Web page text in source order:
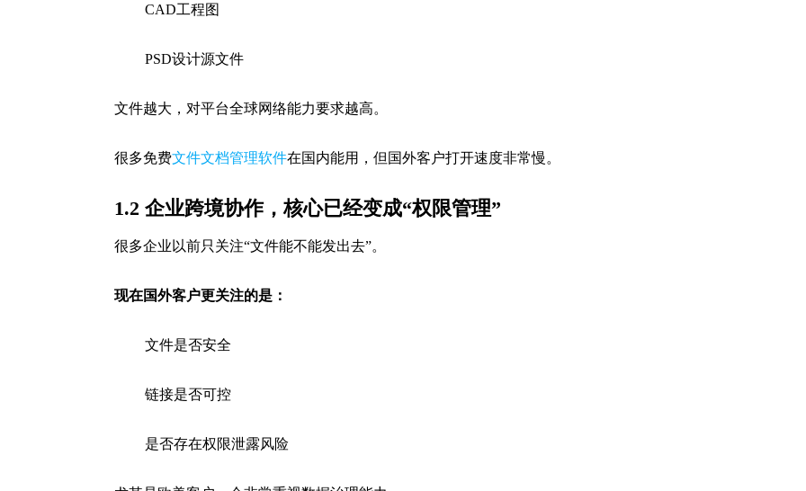
CAD工程图
PSD设计源文件
文件越大，对平台全球网络能力要求越高。
很多免费文件文档管理软件在国内能用，但国外客户打开速度非常慢。
1.2 企业跨境协作，核心已经变成“权限管理”
很多企业以前只关注“文件能不能发出去”。
现在国外客户更关注的是：
文件是否安全
链接是否可控
是否存在权限泄露风险